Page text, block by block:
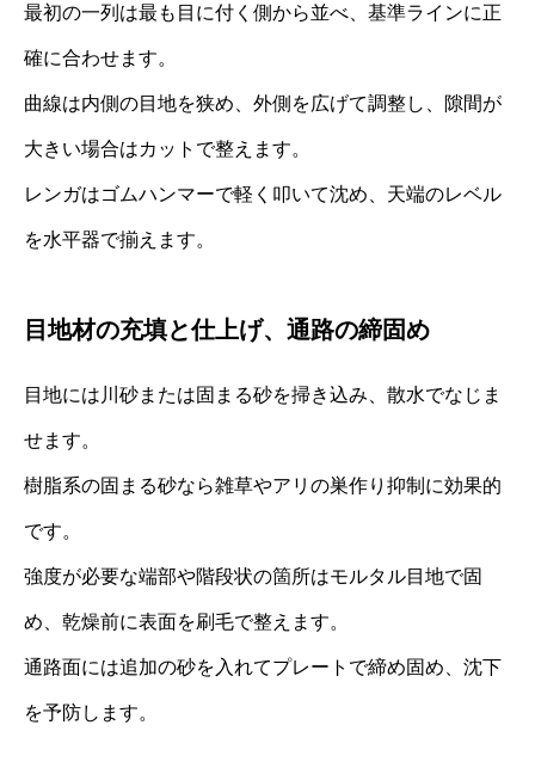
最初の一列は最も目に付く側から並べ、基準ラインに正
確に合わせます。
曲線は内側の目地を狭め、外側を広げて調整し、隙間が
大きい場合はカットで整えます。
レンガはゴムハンマーで軽く叩いて沈め、天端のレベル
を水平器で揃えます。
目地材の充填と仕上げ、通路の締固め
目地には川砂または固まる砂を掃き込み、散水でなじま
せます。
樹脂系の固まる砂なら雑草やアリの巣作り抑制に効果的
です。
強度が必要な端部や階段状の箇所はモルタル目地で固
め、乾燥前に表面を刷毛で整えます。
通路面には追加の砂を入れてプレートで締め固め、沈下
を予防します。